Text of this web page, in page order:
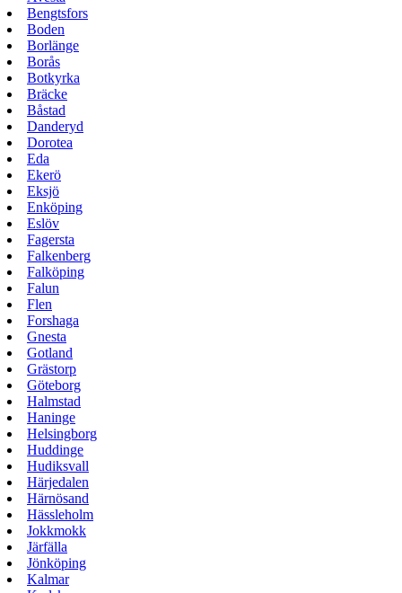
Bengtsfors
Boden
Borlänge
Borås
Botkyrka
Bräcke
Båstad
Danderyd
Dorotea
Eda
Ekerö
Eksjö
Enköping
Eslöv
Fagersta
Falkenberg
Falköping
Falun
Flen
Forshaga
Gnesta
Gotland
Grästorp
Göteborg
Halmstad
Haninge
Helsingborg
Huddinge
Hudiksvall
Härjedalen
Härnösand
Hässleholm
Jokkmokk
Järfälla
Jönköping
Kalmar